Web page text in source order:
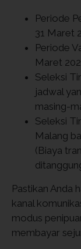
Periode
31 Maret
Periode
Maret
Seleksi
jadwal
masing-
Seleksi
Malang
(Biaya
Pastikan Anda
kanal
modus
membayar